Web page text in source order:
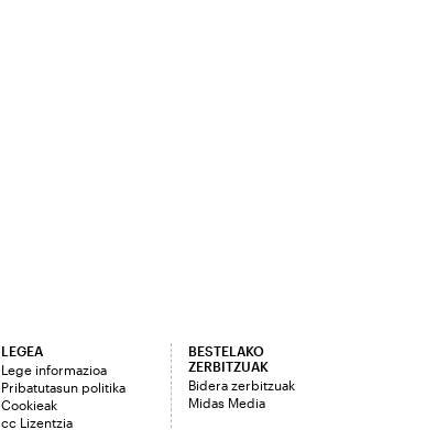
LEGEA
Lege informazioa
Pribatutasun politika
Cookieak
cc Lizentzia
BESTELAKO
ZERBITZUAK
Bidera zerbitzuak
Midas Media